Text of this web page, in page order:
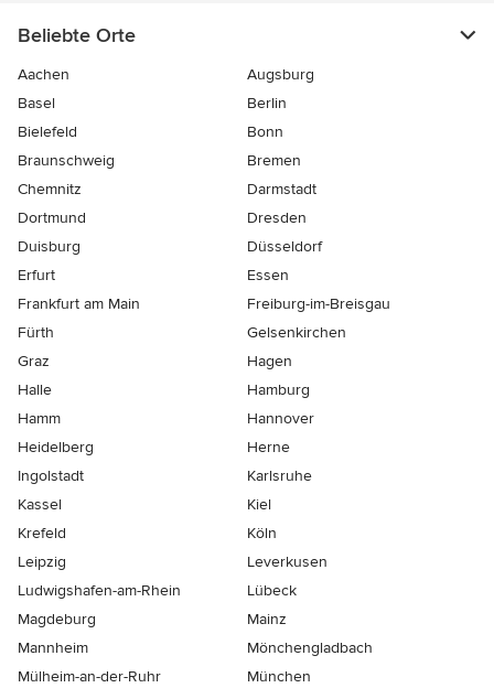
Beliebte Orte
Aachen
Augsburg
Basel
Berlin
Bielefeld
Bonn
Braunschweig
Bremen
Chemnitz
Darmstadt
Dortmund
Dresden
Duisburg
Düsseldorf
Erfurt
Essen
Frankfurt am Main
Freiburg-im-Breisgau
Fürth
Gelsenkirchen
Graz
Hagen
Halle
Hamburg
Hamm
Hannover
Heidelberg
Herne
Ingolstadt
Karlsruhe
Kassel
Kiel
Krefeld
Köln
Leipzig
Leverkusen
Ludwigshafen-am-Rhein
Lübeck
Magdeburg
Mainz
Mannheim
Mönchen­gladbach
Mülheim-an-der-Ruhr
München